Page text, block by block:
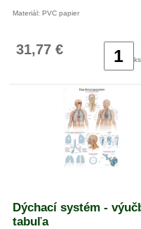
Materiál: PVC papier
31,77 €
ks
Dýchací systém -
tabuľa